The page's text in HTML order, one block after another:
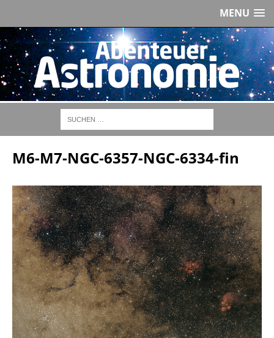
MENU
M6-M7-NGC-6357-NGC-6334-fin